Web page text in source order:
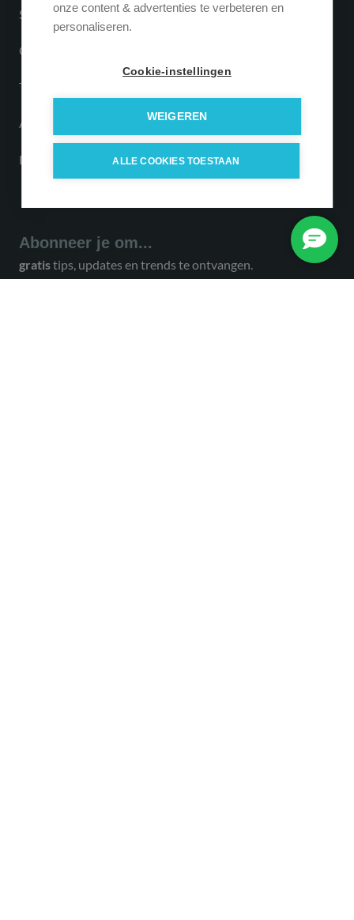
onze content & advertenties te verbeteren en
personaliseren.
Cookie-instellingen
WEIGEREN
ALLE COOKIES TOESTAAN
SaaS oplossingen
Online marketing
Tribe CRM API-koppeling
API-koppeling laten maken
ERP koppeling
Abonneer je om...
gratistips, updates en trends te ontvangen.